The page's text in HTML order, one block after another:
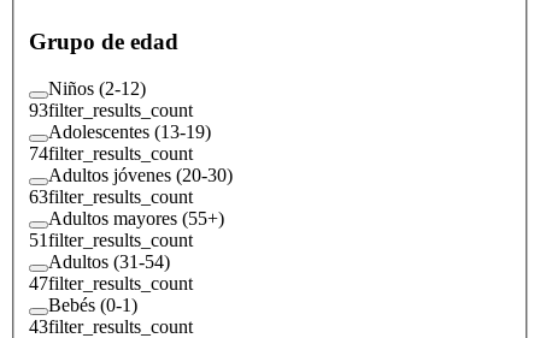
Grupo de edad
Niños (2-12)
93filter_results_count
Adolescentes (13-19)
74filter_results_count
Adultos jóvenes (20-30)
63filter_results_count
Adultos mayores (55+)
51filter_results_count
Adultos (31-54)
47filter_results_count
Bebés (0-1)
43filter_results_count